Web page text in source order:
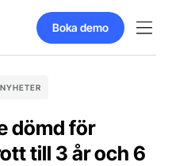
Boka demo
dömd för
till 3 år och 6